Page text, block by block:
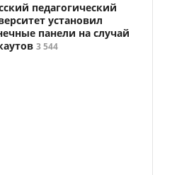
педагогический
установил
панели на случай
3 544